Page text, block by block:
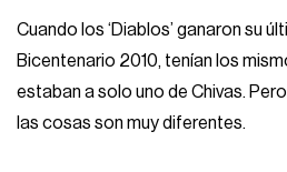
Cuando los ‘Diablos’ ganaron su
Bicentenario 2010, tenían los
estaban a solo uno de Chivas.
las cosas son muy diferentes.